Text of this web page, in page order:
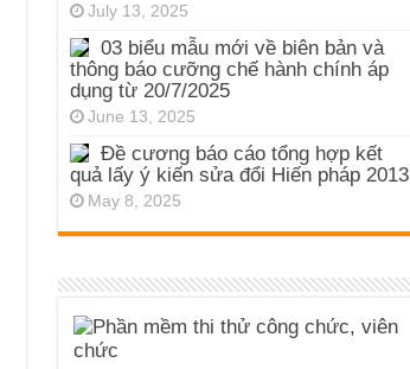
July 13, 2025
03 biểu mẫu mới về biên bản và
thông báo cưỡng chế hành chính áp
dụng từ 20/7/2025
June 13, 2025
Đề cương báo cáo tổng hợp kết
quả lấy ý kiến sửa đổi Hiến pháp 2013
May 8, 2025